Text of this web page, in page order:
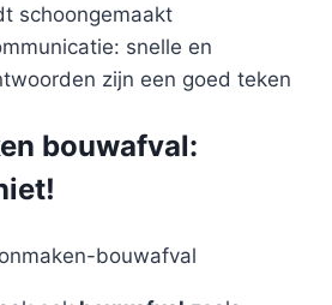
schoongemaakt
snelle en
zijn een goed teken
bouwafval: